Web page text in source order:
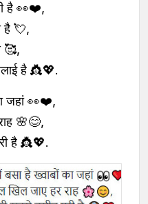
है 👀❤️,
है 💘,
🥰,
है 👸💖.
जहां 👀❤️,
🌸😊,
है 👸💖.